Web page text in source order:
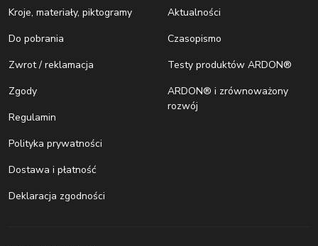
Kroje, materiały, piktogramy
Do pobrania
Zwrot / reklamacja
Zgody
Regulamin
Polityka prywatności
Dostawa i płatność
Deklaracja zgodności
Aktualności
Czasopismo
Testy produktów ARDON®
ARDON® i zrównoważony
rozwój